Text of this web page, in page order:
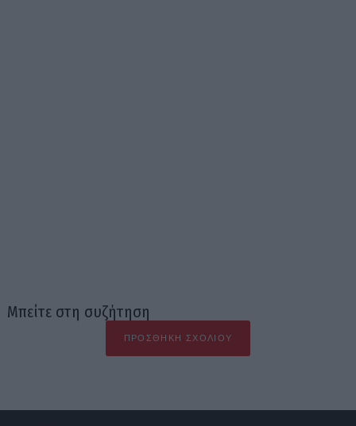
Μπείτε στη συζήτηση
ΠΡΟΣΘΉΚΗ ΣΧΟΛΊΟΥ